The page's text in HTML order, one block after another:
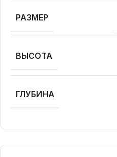
РАЗМЕР
ВЫСОТА
ГЛУБИНА